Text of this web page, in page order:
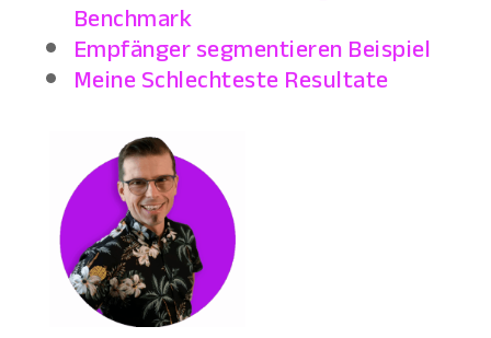
Benchmark
Empfänger segmentieren Beispiel
Meine Schlechteste Resultate